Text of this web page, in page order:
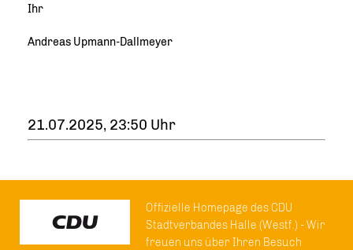
Ihr
Andreas Upmann-Dallmeyer
21.07.2025, 23:50 Uhr
Offizielle Homepage des CDU
Stadtverbandes Halle (Westf.) - Wir
freuen uns über Ihren Besuch